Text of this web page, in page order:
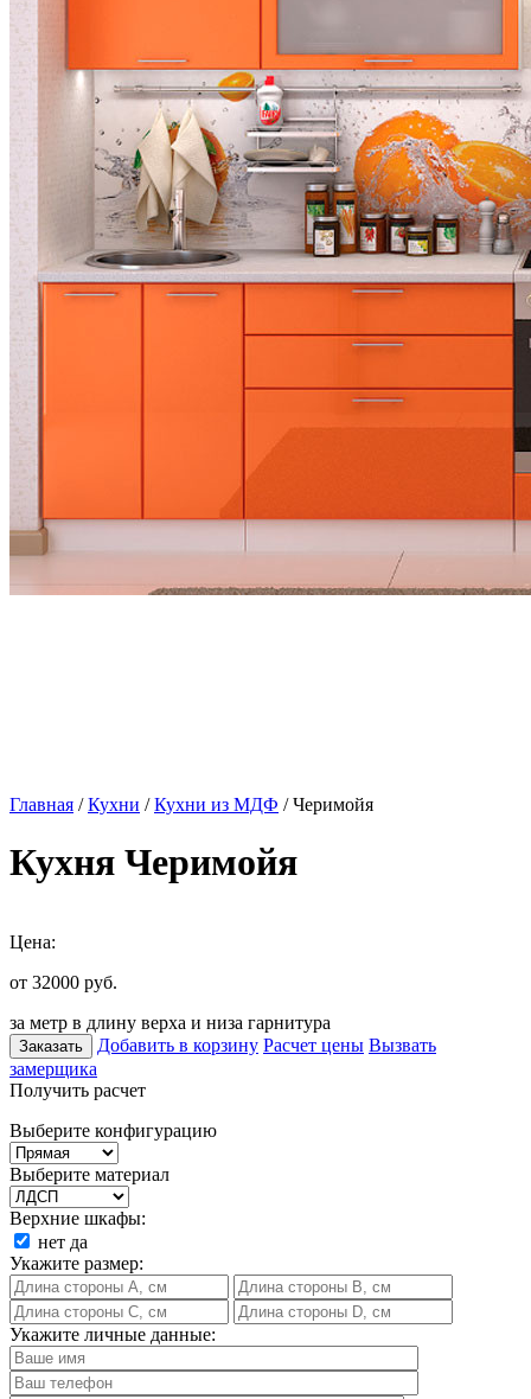
Главная /Кухни /Кухни из МДФ / Черимойя
Кухня Черимойя
Цена:
от 32000 руб.
за метр в длину верха и низа гарнитура
Заказать Добавить в корзину Расчет цены Вызвать
замерщика
Получить расчет
Выберите конфигурацию
Выберите материал
Верхние шкафы:
нет да
Укажите размер:
Укажите личные данные: